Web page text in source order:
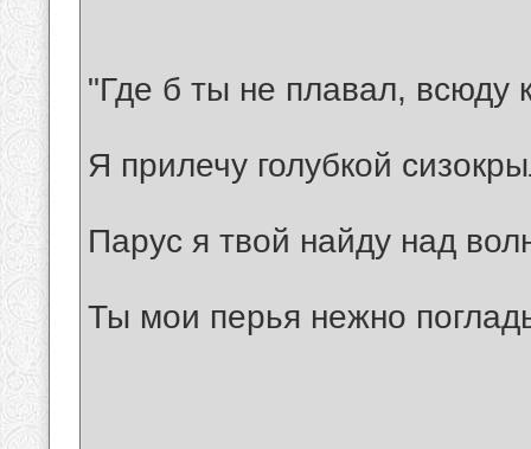
"Где б ты не плавал, всюду
Я прилечу голубкой
Парус я твой найду над
Ты мои перья нежно